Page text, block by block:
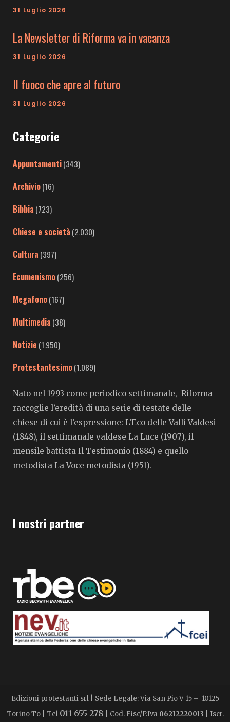
31 Luglio 2026
La Newsletter di Riforma va in vacanza
31 Luglio 2026
Il fuoco che apre al futuro
31 Luglio 2026
Categorie
Appuntamenti(343)
Archivio(16)
Bibbia (723)
Chiese e società (2.030)
Cultura (397)
Ecumenismo(256)
Megafono(167)
Multimedia (38)
Notizie (1.950)
Protestantesimo(1.089)
Nato nel 1993 come periodico settimanale, Riforma
raccoglie l’eredità di una serie di testate delle
chiese di cui è l’espressione: L’Eco delle Valli Valdesi
(1848), il settimanale valdese La Luce (1907), il
mensile battista Il Testimonio (1884) e quello
metodista La Voce metodista (1951).
I nostri partner
Edizioni protestanti srl | Sede Legale: Via San Pio V 15 – 10125
Torino To | Tel 011 655 278 | Cod. Fisc/P.Iva 06212220013 | Iscr.